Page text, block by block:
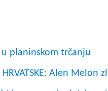
u planinskom trčanju
HRVATSKE: Alen